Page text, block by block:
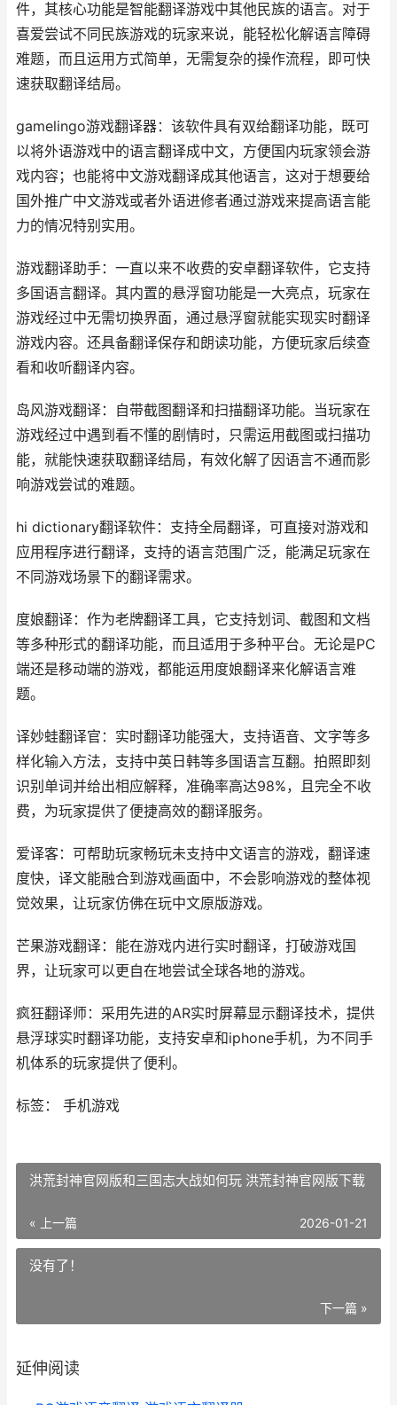
件，其核心功能是智能翻译游戏中其他民族的语言。对于
喜爱尝试不同民族游戏的玩家来说，能轻松化解语言障碍
难题，而且运用方式简单，无需复杂的操作流程，即可快
速获取翻译结局。
gamelingo游戏翻译器：该软件具有双给翻译功能，既可
以将外语游戏中的语言翻译成中文，方便国内玩家领会游
戏内容；也能将中文游戏翻译成其他语言，这对于想要给
国外推广中文游戏或者外语进修者通过游戏来提高语言能
力的情况特别实用。
游戏翻译助手：一直以来不收费的安卓翻译软件，它支持
多国语言翻译。其内置的悬浮窗功能是一大亮点，玩家在
游戏经过中无需切换界面，通过悬浮窗就能实现实时翻译
游戏内容。还具备翻译保存和朗读功能，方便玩家后续查
看和收听翻译内容。
岛风游戏翻译：自带截图翻译和扫描翻译功能。当玩家在
游戏经过中遇到看不懂的剧情时，只需运用截图或扫描功
能，就能快速获取翻译结局，有效化解了因语言不通而影
响游戏尝试的难题。
hi dictionary翻译软件：支持全局翻译，可直接对游戏和
应用程序进行翻译，支持的语言范围广泛，能满足玩家在
不同游戏场景下的翻译需求。
度娘翻译：作为老牌翻译工具，它支持划词、截图和文档
等多种形式的翻译功能，而且适用于多种平台。无论是PC
端还是移动端的游戏，都能运用度娘翻译来化解语言难
题。
译妙蛙翻译官：实时翻译功能强大，支持语音、文字等多
样化输入方法，支持中英日韩等多国语言互翻。拍照即刻
识别单词并给出相应解释，准确率高达98%，且完全不收
费，为玩家提供了便捷高效的翻译服务。
爱译客：可帮助玩家畅玩未支持中文语言的游戏，翻译速
度快，译文能融合到游戏画面中，不会影响游戏的整体视
觉效果，让玩家仿佛在玩中文原版游戏。
芒果游戏翻译：能在游戏内进行实时翻译，打破游戏国
界，让玩家可以更自在地尝试全球各地的游戏。
疯狂翻译师：采用先进的AR实时屏幕显示翻译技术，提供
悬浮球实时翻译功能，支持安卓和iphone手机，为不同手
机体系的玩家提供了便利。
标签： 手机游戏
洪荒封神官网版和三国志大战如何玩 洪荒封神官网版下载
« 上一篇 2026-01-21
没有了！
下一篇 »
延伸阅读